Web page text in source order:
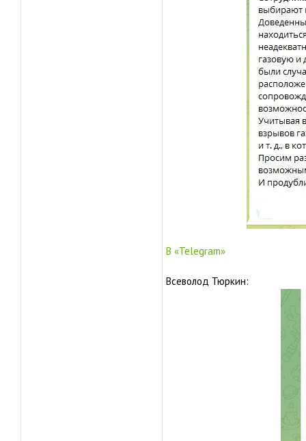
В «Telegram»
Всеволод Тюркин: